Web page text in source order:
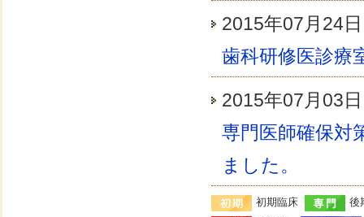
2015年07月24
歯科研修医診療
2015年07月03
専門医師確保対
ました。
初期臨床
後